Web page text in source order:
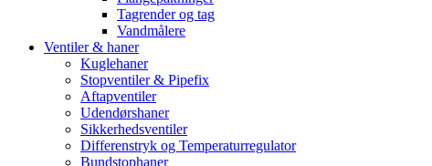
Tagrender og tag
Vandmålere
Ventiler & haner
Kuglehaner
Stopventiler & Pipefix
Aftapventiler
Udendørshaner
Sikkerhedsventiler
Differenstryk og Temperaturregulator
Bundstophaner